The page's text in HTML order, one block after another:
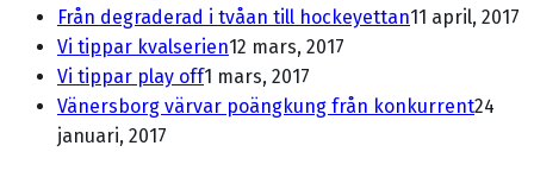
Från degraderad i tvåan till hockeyettan11 april, 2017
Vi tippar kvalserien12 mars, 2017
Vi tippar play off1 mars, 2017
Vänersborg värvar poängkung från konkurrent24
januari, 2017